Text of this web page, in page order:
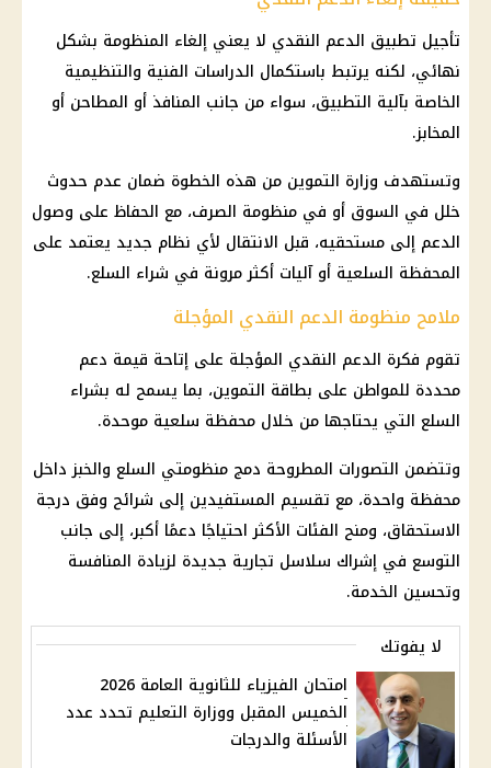
تأجيل تطبيق الدعم النقدي لا يعني إلغاء المنظومة بشكل
نهائي، لكنه يرتبط باستكمال الدراسات الفنية والتنظيمية
الخاصة بآلية التطبيق، سواء من جانب المنافذ أو المطاحن أو
المخابز.
وتستهدف وزارة التموين من هذه الخطوة ضمان عدم حدوث
خلل في السوق أو في منظومة الصرف، مع الحفاظ على وصول
الدعم إلى مستحقيه، قبل الانتقال لأي نظام جديد يعتمد على
المحفظة السلعية أو آليات أكثر مرونة في شراء السلع.
ملامح منظومة الدعم النقدي المؤجلة
تقوم فكرة الدعم النقدي المؤجلة على إتاحة قيمة دعم
محددة للمواطن على بطاقة التموين، بما يسمح له بشراء
السلع التي يحتاجها من خلال محفظة سلعية موحدة.
وتتضمن التصورات المطروحة دمج منظومتي السلع والخبز داخل
محفظة واحدة، مع تقسيم المستفيدين إلى شرائح وفق درجة
الاستحقاق، ومنح الفئات الأكثر احتياجًا دعمًا أكبر، إلى جانب
التوسع في إشراك سلاسل تجارية جديدة لزيادة المنافسة
وتحسين الخدمة.
لا يفوتك
امتحان الفيزياء للثانوية العامة 2026
الخميس المقبل ووزارة التعليم تحدد عدد
الأسئلة والدرجات